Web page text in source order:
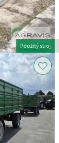
Použitý stroj